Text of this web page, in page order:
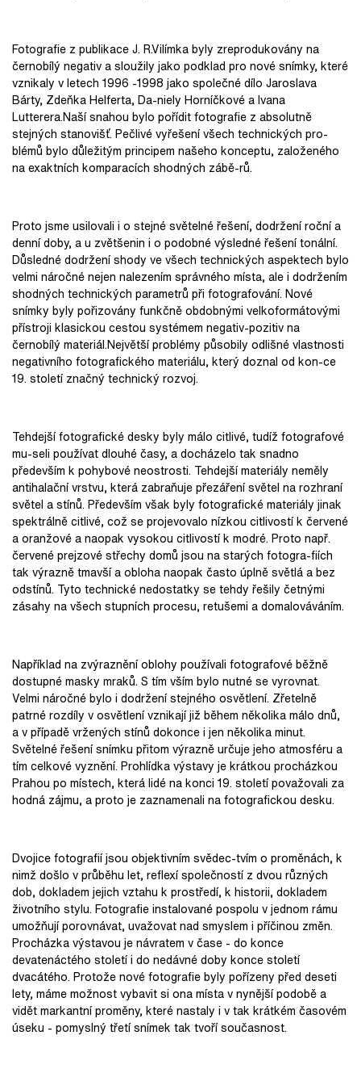
Fotografie z publikace J. R.Vilímka byly zreprodukovány na
černobílý negativ a sloužily jako podklad pro nové snímky, které
vznikaly v letech 1996 -1998 jako společné dílo Jaroslava
Bárty, Zdeňka Helferta, Da-niely Horníčkové a Ivana
Lutterera.Naší snahou bylo pořídit fotografie z absolutně
stejných stanovišť. Pečlivé vyřešení všech technických pro-
blémů bylo důležitým principem našeho konceptu, založeného
na exaktních komparacích shodných zábě-rů.
Proto jsme usilovali i o stejné světelné řešení, dodržení roční a
denní doby, a u zvětšenin i o podobné výsledné řešení tonální.
Důsledné dodržení shody ve všech technických aspektech bylo
velmi náročné nejen nalezením správného místa, ale i dodržením
shodných technických parametrů při fotografování. Nové
snímky byly pořizovány funkčně obdobnými velkoformátovými
přístroji klasickou cestou systémem negativ-pozitiv na
černobílý materiál.Největší problémy působily odlišné vlastnosti
negativního fotografického materiálu, který doznal od kon-ce
19. století značný technický rozvoj.
Tehdejší fotografické desky byly málo citlivé, tudíž fotografové
mu-seli používat dlouhé časy, a docházelo tak snadno
především k pohybové neostrosti. Tehdejší materiály neměly
antihalační vrstvu, která zabraňuje přezáření světel na rozhraní
světel a stínů. Především však byly fotografické materiály jinak
spektrálně citlivé, což se projevovalo nízkou citlivostí k červené
a oranžové a naopak vysokou citlivostí k modré. Proto např.
červené prejzové střechy domů jsou na starých fotogra-fiích
tak výrazně tmavší a obloha naopak často úplně světlá a bez
odstínů. Tyto technické nedostatky se tehdy řešily četnými
zásahy na všech stupních procesu, retušemi a domalováváním.
Například na zvýraznění oblohy používali fotografové běžně
dostupné masky mraků. S tím vším bylo nutné se vyrovnat.
Velmi náročné bylo i dodržení stejného osvětlení. Zřetelně
patrné rozdíly v osvětlení vznikají již během několika málo dnů,
a v případě vržených stínů dokonce i jen několika minut.
Světelné řešení snímku přitom výrazně určuje jeho atmosféru a
tím celkové vyznění. Prohlídka výstavy je krátkou procházkou
Prahou po místech, která lidé na konci 19. století považovali za
hodná zájmu, a proto je zaznamenali na fotografickou desku.
Dvojice fotografií jsou objektivním svědec-tvím o proměnách, k
nimž došlo v průběhu let, reflexí společností z dvou různých
dob, dokladem jejich vztahu k prostředí, k historii, dokladem
životního stylu. Fotografie instalované pospolu v jednom rámu
umožňují porovnávat, uvažovat nad smyslem i příčinou změn.
Procházka výstavou je návratem v čase - do konce
devatenáctého století i do nedávné doby konce století
dvacátého. Protože nové fotografie byly pořízeny před deseti
lety, máme možnost vybavit si ona místa v nynější podobě a
vidět markantní proměny, které nastaly i v tak krátkém časovém
úseku - pomyslný třetí snímek tak tvoří současnost.